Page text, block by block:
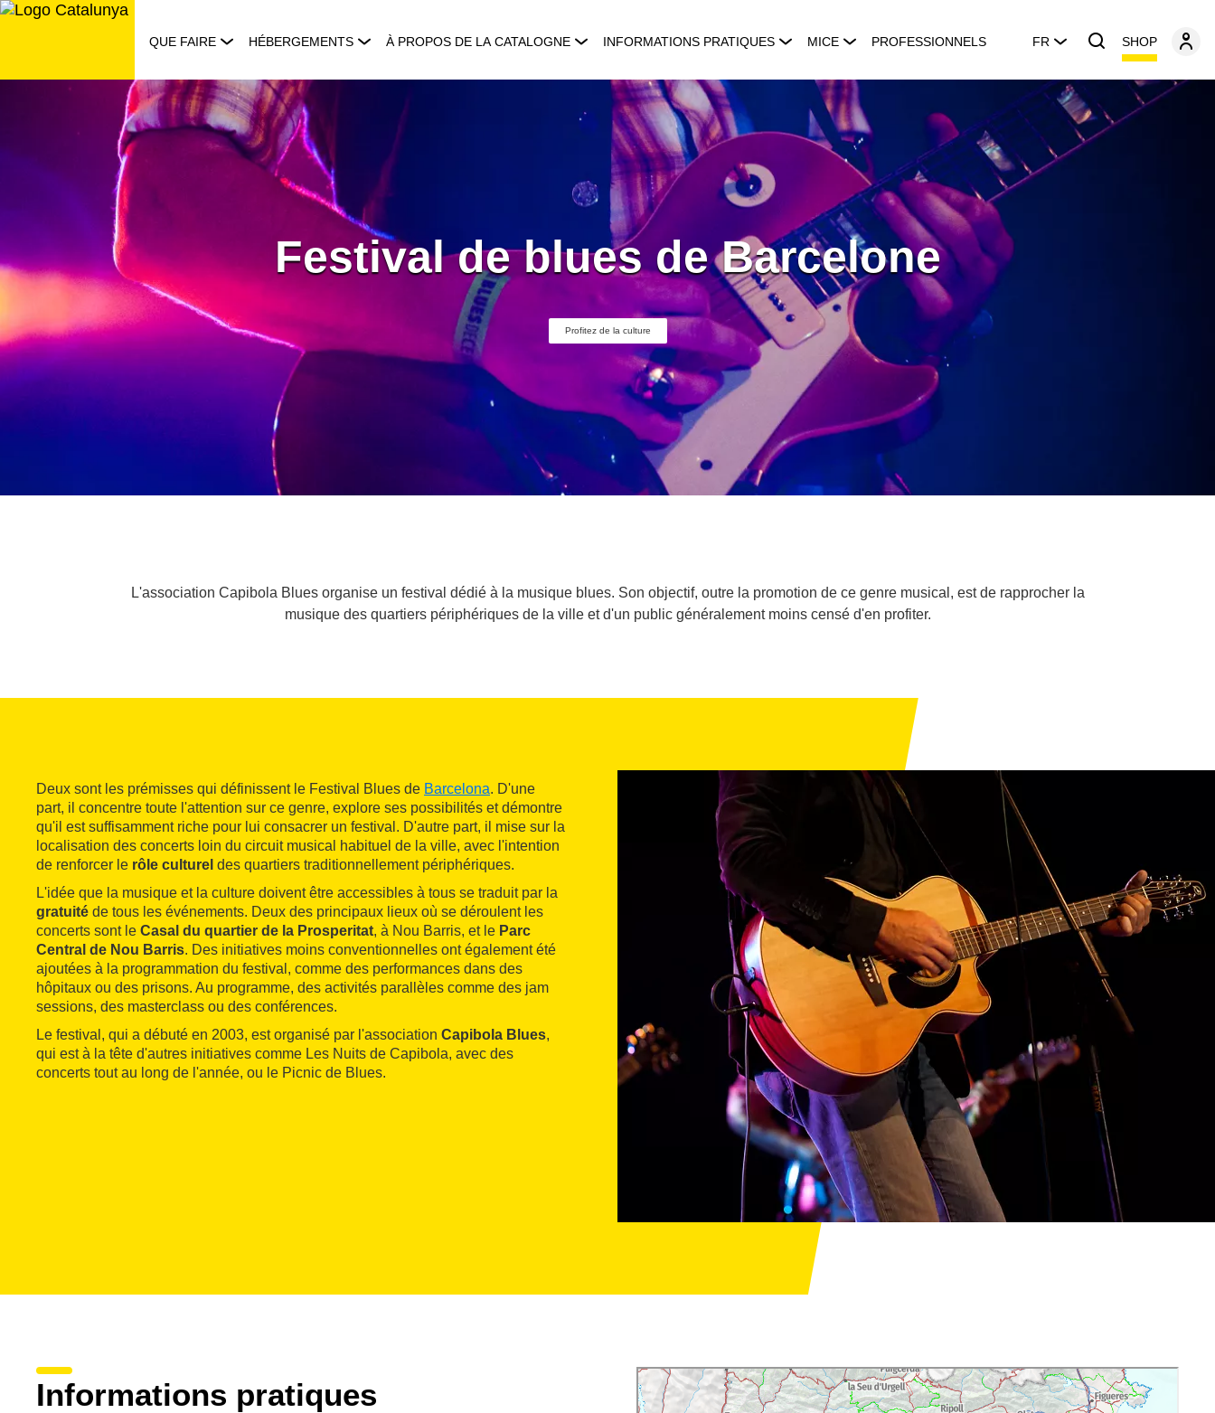
Aller
QUE FAIRE HÉBERGEMENTS À PROPOS DE LA CATALOGNE INFORMATIONS PRATIQUES MICE PROFESSIONNELS FR SHOP
Festival de blues de Barcelone
Profitez de la culture
L'association Capibola Blues organise un festival dédié à la musique blues. Son objectif, outre la promotion de ce genre musical, est de rapprocher la
musique des quartiers périphériques de la ville et d'un public généralement moins censé d'en profiter.
Deux sont les prémisses qui définissent le Festival Blues de Barcelona. D'une
part, il concentre toute l'attention sur ce genre, explore ses possibilités et démontre
qu'il est suffisamment riche pour lui consacrer un festival. D'autre part, il mise sur la
localisation des concerts loin du circuit musical habituel de la ville, avec l'intention
de renforcer le rôle culturel des quartiers traditionnellement périphériques.
L'idée que la musique et la culture doivent être accessibles à tous se traduit par la
gratuité de tous les événements. Deux des principaux lieux où se déroulent les
concerts sont le Casal du quartier de la Prosperitat, à Nou Barris, et le Parc
Central de Nou Barris. Des initiatives moins conventionnelles ont également été
ajoutées à la programmation du festival, comme des performances dans des
hôpitaux ou des prisons. Au programme, des activités parallèles comme des jam
sessions, des masterclass ou des conférences.
Le festival, qui a débuté en 2003, est organisé par l'association Capibola Blues,
qui est à la tête d'autres initiatives comme Les Nuits de Capibola, avec des
concerts tout au long de l'année, ou le Picnic de Blues.
Informations pratiques